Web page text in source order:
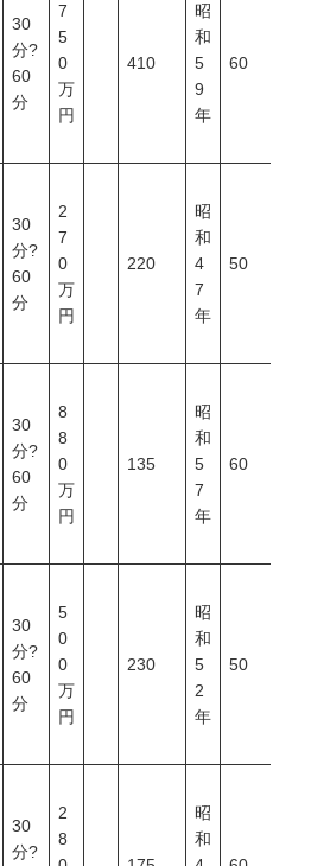
30
分?
60
分
7
5
0
万
円
410
昭
和
5
9
年
60
30
分?
60
分
2
7
0
万
円
220
昭
和
4
7
年
50
30
分?
60
分
8
8
0
万
円
135
昭
和
5
7
年
60
30
分?
60
分
5
0
0
万
円
230
昭
和
5
2
年
50
30
分?
2
8
昭
和